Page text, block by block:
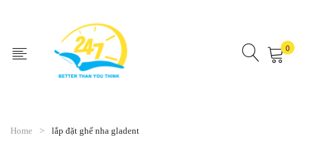
0
Home lắp đặt ghế nha gladent